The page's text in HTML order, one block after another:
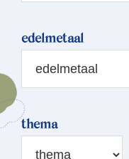
edelmetaal
thema